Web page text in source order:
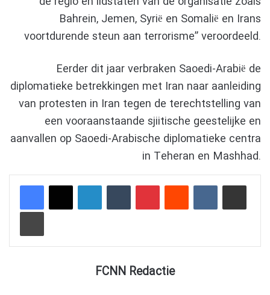
Bahrein, Jemen, Syrië en Somalië en Irans
voortdurende steun aan terrorisme” veroordeeld.
Eerder dit jaar verbraken Saoedi-Arabië de
diplomatieke betrekkingen met Iran naar aanleiding
van protesten in Iran tegen de terechtstelling van
een vooraanstaande sjiitische geestelijke en
aanvallen op Saoedi-Arabische diplomatieke centra
in Teheran en Mashhad.
FCNN Redactie